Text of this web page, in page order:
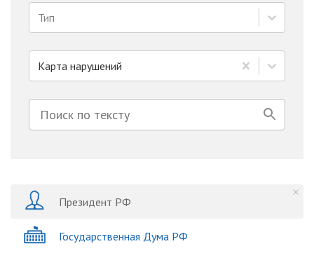
Тип
Карта нарушений
Президент РФ
Государственная Дума РФ